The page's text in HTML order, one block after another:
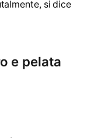
si dice
e pelata